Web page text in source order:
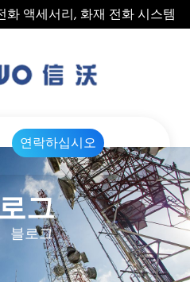
액세서리, 화재 전화 시스템
연락하십시오
그
블로그